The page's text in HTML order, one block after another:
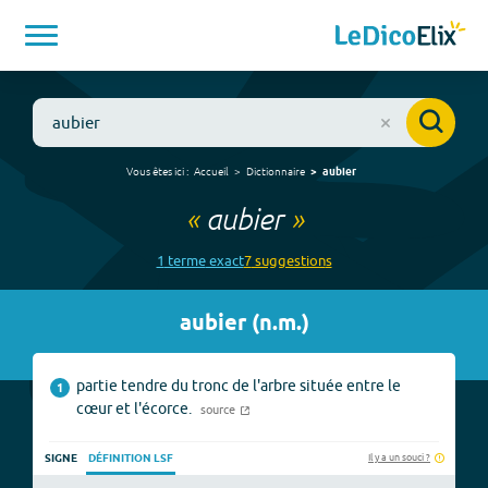
Vous êtes ici : Accueil Dictionnaire aubier
« aubier»
1 termeexact7suggestions
aubier(n.m.)
1
partie tendre du tronc de l'arbre située entre le
cœur et l'écorce.
source
SIGNE DÉFINITION LSF Il y a un souci ?